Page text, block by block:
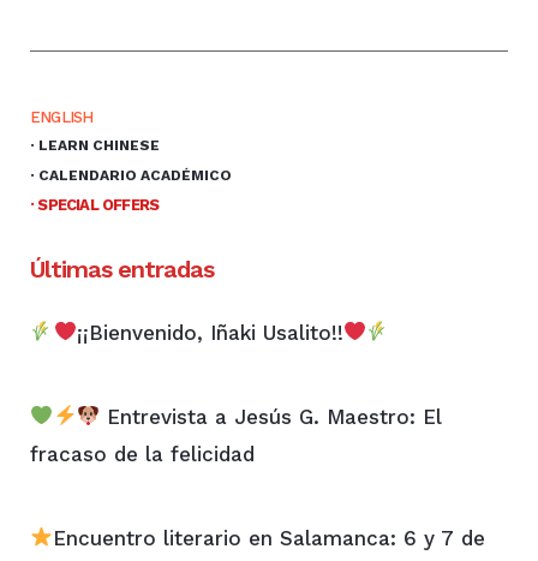
ENGLISH
· LEARN CHINESE
· CALENDARIO ACADÉMICO
· SPECIAL OFFERS
Últimas entradas
¡¡Bienvenido, Iñaki Usalito!!
Entrevista a Jesús G. Maestro: El
fracaso de la felicidad
Encuentro literario en Salamanca: 6 y 7 de